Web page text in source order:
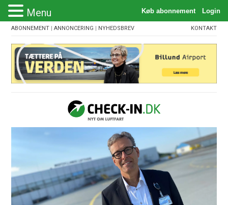
ABONNEMENT |ANNONCERING | NYHEDSBREV KONTAKT
Menu